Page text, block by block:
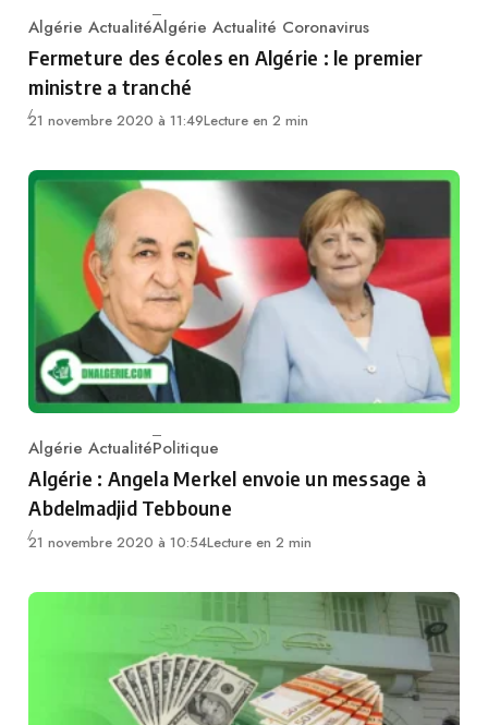
Category
Algérie ActualitéAlgérie Actualité Coronavirus
Fermeture des écoles en Algérie : le premier
ministre a tranché
21 novembre 2020 à 11:49Lecture en 2 min
Category
Algérie ActualitéPolitique
Algérie : Angela Merkel envoie un message à
Abdelmadjid Tebboune
21 novembre 2020 à 10:54Lecture en 2 min